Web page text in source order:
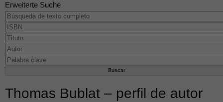
Erweiterte Suche
Thomas Bublat – perfil de autor